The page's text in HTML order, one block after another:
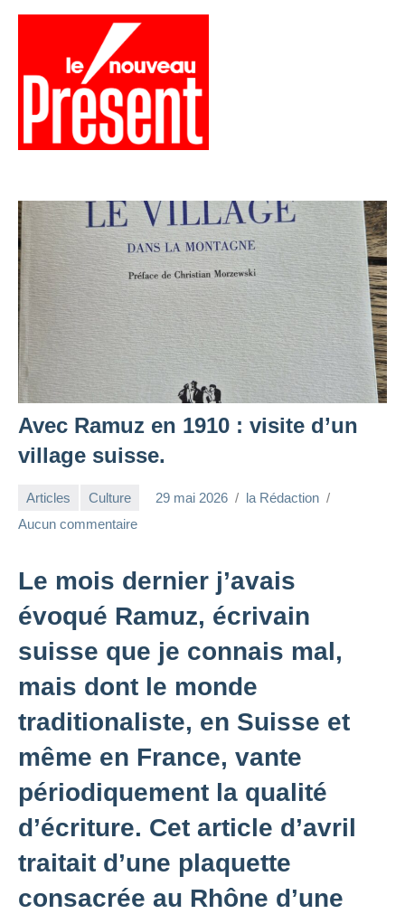
Aller
Avec Ramuz en 1910 : visite d’un
village suisse.
Articles Culture 29 mai 2026
la Rédaction
Aucun commentaire
Le mois dernier j’avais
évoqué Ramuz, écrivain
suisse que je connais mal,
mais dont le monde
traditionaliste, en Suisse et
même en France, vante
périodiquement la qualité
d’écriture. Cet article d’avril
traitait d’une plaquette
consacrée au Rhône d’une